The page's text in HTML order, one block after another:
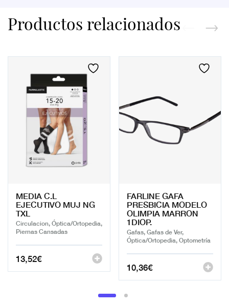
Productos relacionados
MEDIA C.L
EJECUTIVO MUJ NG
TXL
Circulacion, Óptica/Ortopedia,
Piernas Cansadas
13,52€
FARLINE GAFA
PRESBICIA MODELO
OLIMPIA MARRON
1DIOP.
Gafas, Gafas de Ver,
Óptica/Ortopedia, Optometría
10,36€